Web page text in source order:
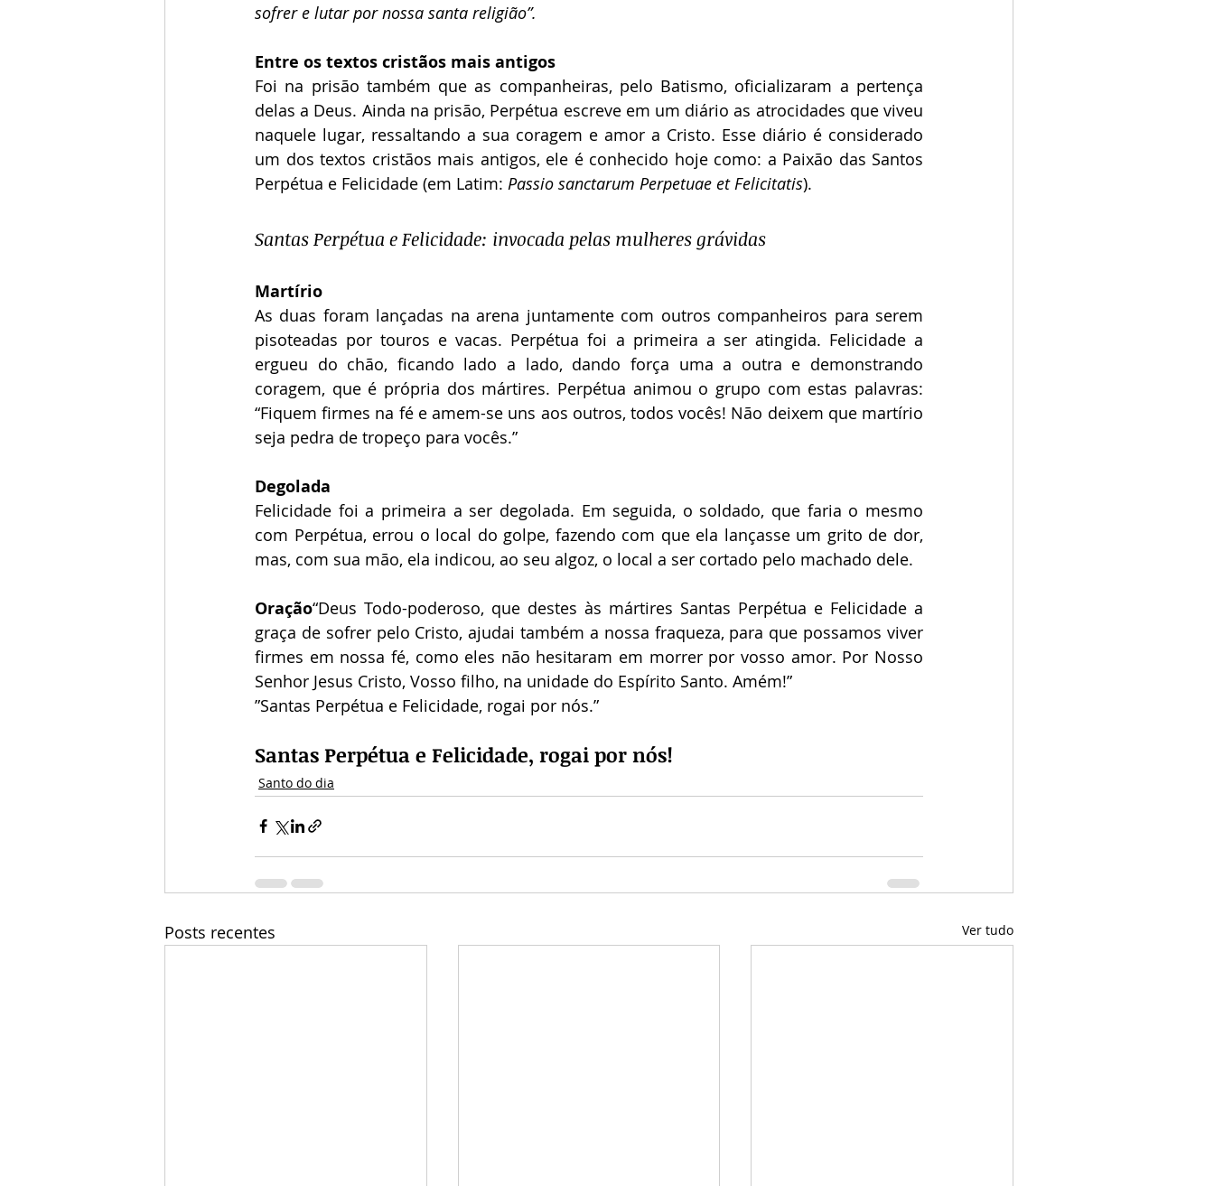
sofrer e lutar por nossa santa religião”.
Entre os textos cristãos mais antigos
Foi na prisão também que as companheiras, pelo Batismo, oficializaram a pertença
delas a Deus. Ainda na prisão, Perpétua escreve em um diário as atrocidades que viveu
naquele lugar, ressaltando a sua coragem e amor a Cristo. Esse diário é considerado
um dos textos cristãos mais antigos, ele é conhecido hoje como: a Paixão das Santos
Perpétua e Felicidade (em Latim: Passio sanctarum Perpetuae et Felicitatis).
Santas Perpétua e Felicidade: invocada pelas mulheres grávidas
Martírio
As duas foram lançadas na arena juntamente com outros companheiros para serem
pisoteadas por touros e vacas. Perpétua foi a primeira a ser atingida. Felicidade a
ergueu do chão, ficando lado a lado, dando força uma a outra e demonstrando
coragem, que é própria dos mártires. Perpétua animou o grupo com estas palavras:
“Fiquem firmes na fé e amem-se uns aos outros, todos vocês! Não deixem que martírio
seja pedra de tropeço para vocês.”
Degolada
Felicidade foi a primeira a ser degolada. Em seguida, o soldado, que faria o mesmo
com Perpétua, errou o local do golpe, fazendo com que ela lançasse um grito de dor,
mas, com sua mão, ela indicou, ao seu algoz, o local a ser cortado pelo machado dele.
Oração“Deus Todo-poderoso, que destes às mártires Santas Perpétua e Felicidade a
graça de sofrer pelo Cristo, ajudai também a nossa fraqueza, para que possamos viver
firmes em nossa fé, como eles não hesitaram em morrer por vosso amor. Por Nosso
Senhor Jesus Cristo, Vosso filho, na unidade do Espírito Santo. Amém!”
”Santas Perpétua e Felicidade, rogai por nós.”
Santas Perpétua e Felicidade, rogai por nós!
Santo do dia
Posts recentes Ver tudo